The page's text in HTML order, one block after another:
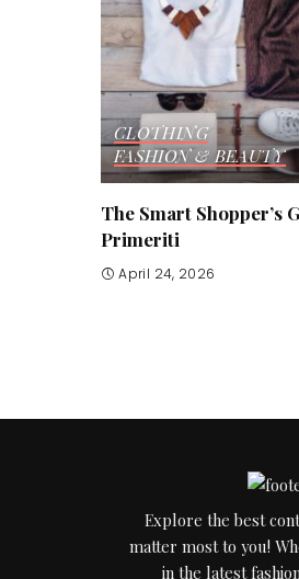
CLOTHING
FASHION & BEAUTY
The Smart Shopper’s
Primeriti
April 24, 2026
Explore the best
matter most to you!
in the latest